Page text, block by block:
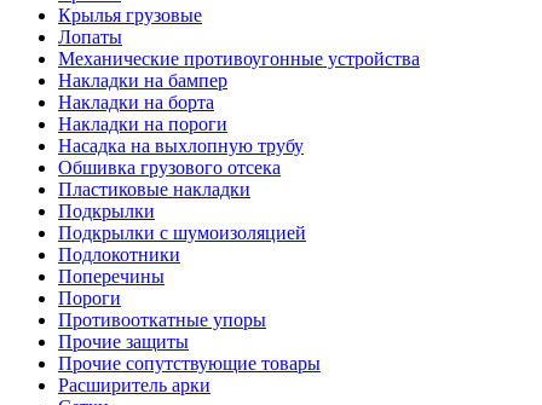
Крылья грузовые
Лопаты
Механические противоугонные устройства
Накладки на бампер
Накладки на борта
Накладки на пороги
Насадка на выхлопную трубу
Обшивка грузового отсека
Пластиковые накладки
Подкрылки
Подкрылки с шумоизоляцией
Подлокотники
Поперечины
Пороги
Противооткатные упоры
Прочие защиты
Прочие сопутствующие товары
Расширитель арки